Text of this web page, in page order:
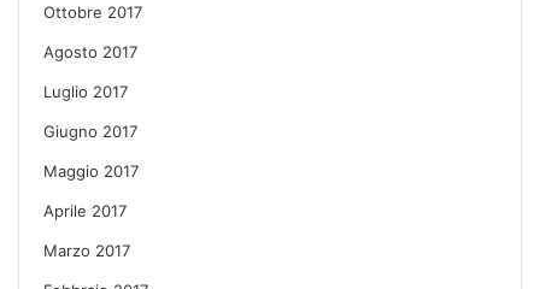
Ottobre 2017
Agosto 2017
Luglio 2017
Giugno 2017
Maggio 2017
Aprile 2017
Marzo 2017